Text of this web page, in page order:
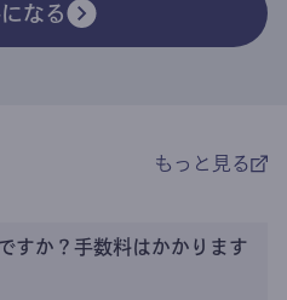
なる
もっと見る
すか？手数料はかかります